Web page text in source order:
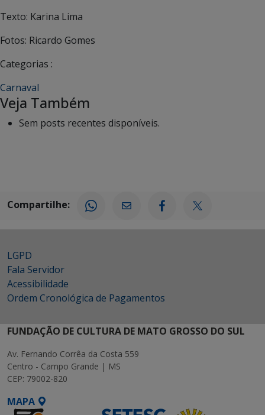
Texto: Karina Lima
Fotos: Ricardo Gomes
Categorias :
Carnaval
Veja Também
Sem posts recentes disponíveis.
Compartilhe:
LGPD
Fala Servidor
Acessibilidade
Ordem Cronológica de Pagamentos
FUNDAÇÃO DE CULTURA DE MATO GROSSO DO SUL
Av. Fernando Corrêa da Costa 559
Centro - Campo Grande | MS
CEP: 79002-820
MAPA